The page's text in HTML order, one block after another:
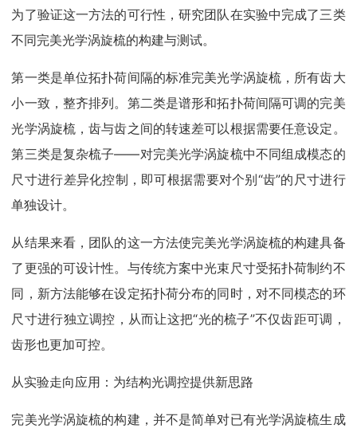
为了验证这一方法的可行性，研究团队在实验中完成了三类
不同完美光学涡旋梳的构建与测试。
第一类是单位拓扑荷间隔的标准完美光学涡旋梳，所有齿大
小一致，整齐排列。第二类是谱形和拓扑荷间隔可调的完美
光学涡旋梳，齿与齿之间的转速差可以根据需要任意设定。
第三类是复杂梳子——对完美光学涡旋梳中不同组成模态的
尺寸进行差异化控制，即可根据需要对个别“齿”的尺寸进行
单独设计。
从结果来看，团队的这一方法使完美光学涡旋梳的构建具备
了更强的可设计性。与传统方案中光束尺寸受拓扑荷制约不
同，新方法能够在设定拓扑荷分布的同时，对不同模态的环
尺寸进行独立调控，从而让这把“光的梳子”不仅齿距可调，
齿形也更加可控。
从实验走向应用：为结构光调控提供新思路
完美光学涡旋梳的构建，并不是简单对已有光学涡旋梳生成